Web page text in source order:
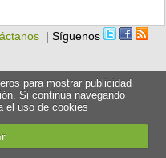
| Síguenos
para mostrar publicidad
Si continua navegando
el uso de cookies